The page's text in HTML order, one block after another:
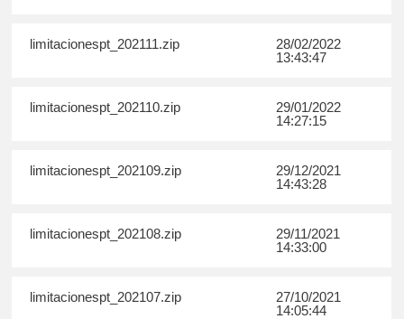
limitacionespt_202111.zip
28/02/2022
13:43:47
limitacionespt_202110.zip
29/01/2022
14:27:15
limitacionespt_202109.zip
29/12/2021
14:43:28
limitacionespt_202108.zip
29/11/2021
14:33:00
limitacionespt_202107.zip
27/10/2021
14:05:44